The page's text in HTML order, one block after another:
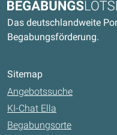
Begabungslotse
Das deutschlandweite
Begabungsförderung.
Sitemap
Angebotssuche
KI-Chat Ella
Begabungsorte